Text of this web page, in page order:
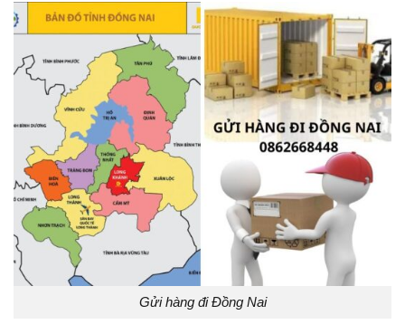
Gửi hàng đi Đồng Nai